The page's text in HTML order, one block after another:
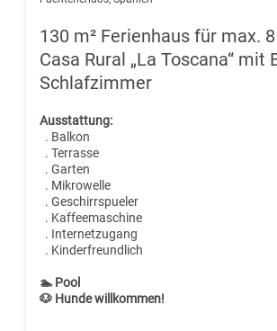
130 m² Ferienhaus für max.
Casa Rural „La Toscana“ mit
Schlafzimmer
Ausstattung:
. Balkon
. Terrasse
. Garten
. Mikrowelle
. Geschirrspueler
. Kaffeemaschine
. Internetzugang
. Kinderfreundlich
🏊 Pool
🐶 Hunde willkommen!